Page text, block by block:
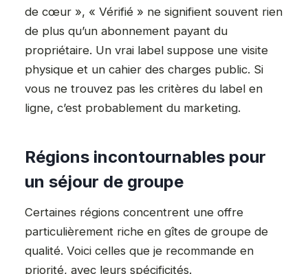
de cœur », « Vérifié » ne signifient souvent rien
de plus qu’un abonnement payant du
propriétaire. Un vrai label suppose une visite
physique et un cahier des charges public. Si
vous ne trouvez pas les critères du label en
ligne, c’est probablement du marketing.
Régions incontournables pour
un séjour de groupe
Certaines régions concentrent une offre
particulièrement riche en gîtes de groupe de
qualité. Voici celles que je recommande en
priorité, avec leurs spécificités.